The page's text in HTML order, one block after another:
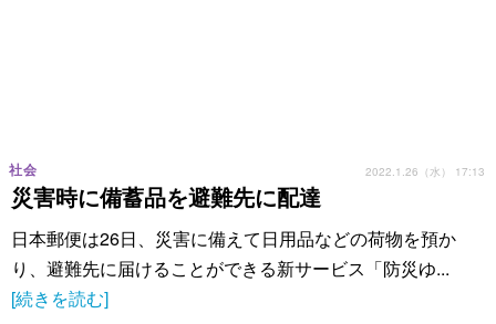
災害時に備蓄品を避難先に配達
社会 2022.1.26（水） 17:13
日本郵便は26日、災害に備えて日用品などの荷物を預か
り、避難先に届けることができる新サービス「防災ゆ...
[続きを読む]